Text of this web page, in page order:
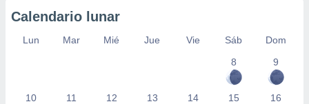
Calendario lunar
Lun Mar Mié Jue Vie Sáb
Dom
8
9
10 11 12 13 14 15 16